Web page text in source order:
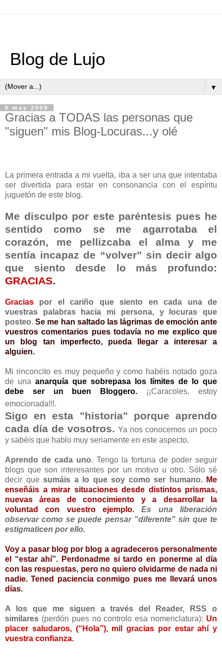
Blog de Lujo
▼
8 may 2009
Gracias a TODAS las personas que
"siguen" mis Blog-Locuras...y olé
La primera entrada a mi vuelta, iba a ser una que intentaba
ser divertida para estar en consonancia con el espíritu
juguetón de este blog.
Me disculpo por este paréntesis pues he
sentido como se me agarrotaba el
corazón, me pellizcaba el alma y me
sentía incapaz de “volver” sin decir algo
que siento desde lo más profundo:
GRACIAS.
Gracias
por el cariño que siento en cada una de
vuestras palabras hacia mi persona, y locuras que
posteo.Se me han saltado las lágrimas de emoción ante
vuestros comentarios pues todavía no me explico que
un blog tan imperfecto, pueda llegar a interesar a
alguien.
Mi rinconcito es muy pequeño y como habéis notado goza
de una anarquía que sobrepasa los límites de lo que
debe ser un buen Bloggero. ¡¡Caracoles, estoy
emocionada!!!.
Sigo en esta "historia" porque aprendo
cada día de vosotros. Ya nos conocemos un poco
y sabéis que hablo muy seriamente en este aspecto.
Aprendo de cada uno. Tengo la fortuna de poder seguir
blogs que son interesantes por un motivo u otro. Sólo sé
decir que sumáis a lo que soy como ser humano.
Me
enseñáis a mirar situaciones desde distintos prismas,
nuevas áreas de conocimiento y a desarrollar la
voluntad con vuestro ejemplo.
Es una liberación
observar como se puede pensar "diferente" sin que te
estigmaticen por ello.
Voy a pasar blog por blog a agradeceros personalmente
el “estar ahí”. Perdonadme si tardo en ponerme al día
con las respuestas, pero no quiero olvidarme de nada ni
nadie. Tened paciencia conmigo pues me llevará unos
días.
A los que me siguen a través del Reader, RSS o
similares (perdón pues no controlo esa nomenclatura): Un
placer saludaros, (“Hola”), mil gracias por estar ahí y
vuestra confianza.